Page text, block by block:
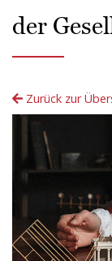
der
Zurück zur